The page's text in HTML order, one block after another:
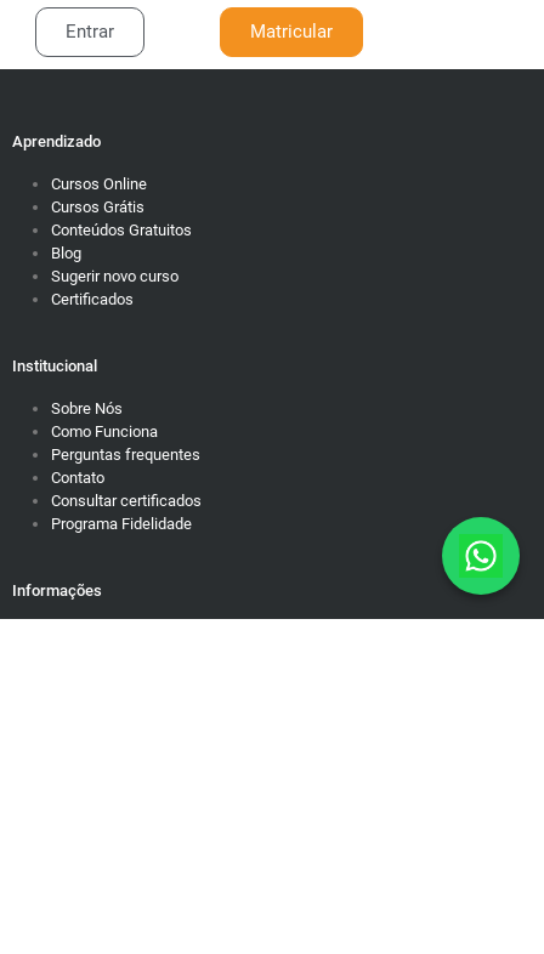
Entrar Matricular
Aprendizado
Cursos Online
Cursos Grátis
Conteúdos Gratuitos
Blog
Sugerir novo curso
Certificados
Institucional
Sobre Nós
Como Funciona
Perguntas frequentes
Contato
Consultar certificados
Programa Fidelidade
Informações